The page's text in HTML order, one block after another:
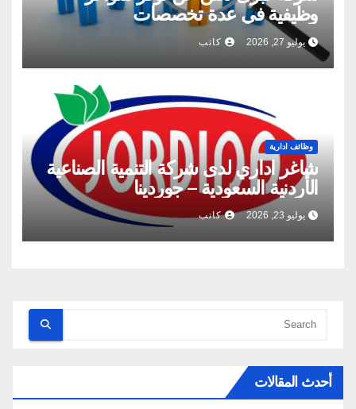
وظيفية في عدة تخصصات
يوليو 27, 2026 كاتب
وظائف ادارية
شاغر اداري لدى شركة التنمية الصناعية
الأردنية السعودية – جوردينا
يوليو 23, 2026 كاتب
أحدث المقالات